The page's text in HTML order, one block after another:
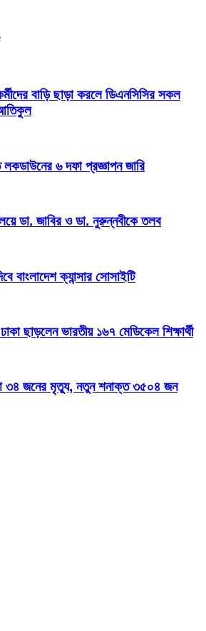
বাড়ি ছাড়া করলে ডিএনসিসির সকল
লকডাউনের ৬ দফা প্রজ্ঞাপন জারি
ডা. জাবির ও ডা. নুরুন্নবীকে তলব
বাংলাদেশ ক্যান্সার সোসাইটি
ছাড়লেন ভারতীয় ১৬৭ মেডিকেল শিক্ষার্থী
জনের মৃত্যু, নতুন শনাক্ত ৩৫০৪ জন